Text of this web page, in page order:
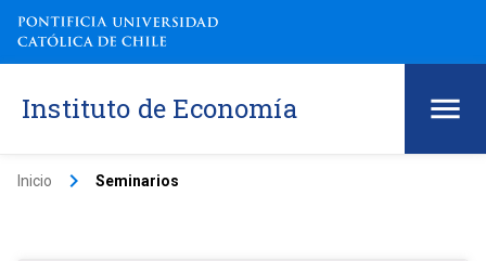
Instituto de Economía
Inicio keyboard_arrow_right Seminarios